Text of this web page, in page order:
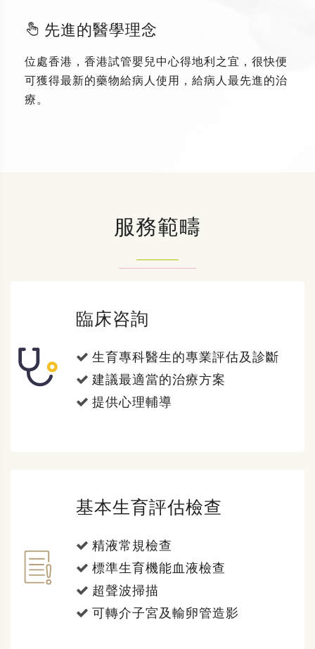
先進的醫學理念
位處香港，香港試管嬰兒中心得地利之宜，很快便
可獲得最新的藥物給病人使用，給病人最先進的治
療。
服務範疇
臨床咨詢
生育專科醫生的專業評估及診斷
建議最適當的治療方案
提供心理輔導
基本生育評估檢查
精液常規檢查
標準生育機能血液檢查
超聲波掃描
可轉介子宮及輸卵管造影